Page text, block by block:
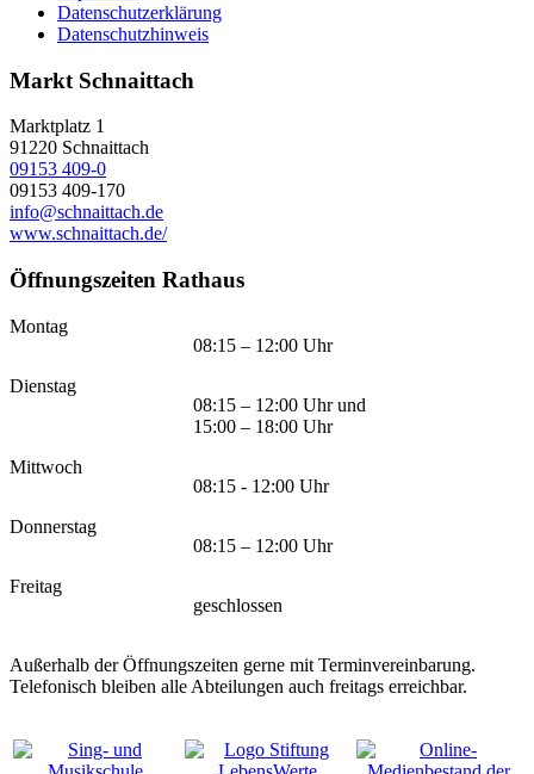
Datenschutzerklärung
Datenschutzhinweis
Markt Schnaittach
Marktplatz 1
91220 Schnaittach
09153 409-0
09153 409-170
info@schnaittach.de
www.schnaittach.de/
Öffnungszeiten Rathaus
Montag
08:15 – 12:00 Uhr
Dienstag
08:15 – 12:00 Uhr und
15:00 – 18:00 Uhr
Mittwoch
08:15 - 12:00 Uhr
Donnerstag
08:15 – 12:00 Uhr
Freitag
geschlossen
Außerhalb der Öffnungszeiten gerne mit Terminvereinbarung.
Telefonisch bleiben alle Abteilungen auch freitags erreichbar.